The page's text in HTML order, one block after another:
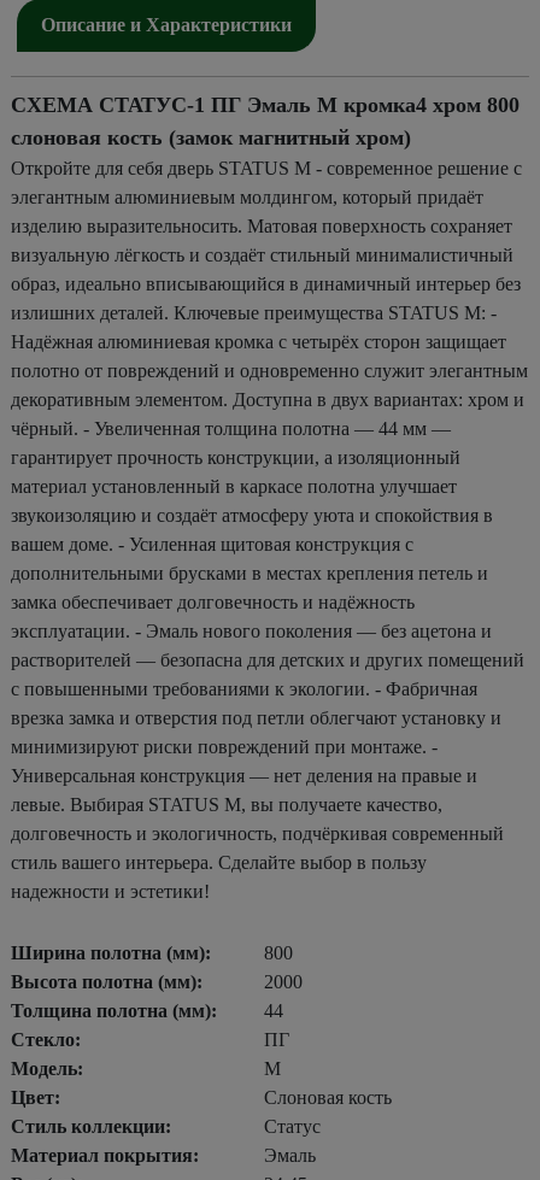
Описание и Характеристики
СХЕМА СТАТУС-1 ПГ Эмаль M кромка4 хром 800
слоновая кость (замок магнитный хром)
Откройте для себя дверь STATUS М - современное решение с
элегантным алюминиевым молдингом, который придаёт
изделию выразительносить. Матовая поверхность сохраняет
визуальную лёгкость и создаёт стильный минималистичный
образ, идеально вписывающийся в динамичный интерьер без
излишних деталей. Ключевые преимущества STATUS М: -
Надёжная алюминиевая кромка с четырёх сторон защищает
полотно от повреждений и одновременно служит элегантным
декоративным элементом. Доступна в двух вариантах: хром и
чёрный. - Увеличенная толщина полотна — 44 мм —
гарантирует прочность конструкции, а изоляционный
материал установленный в каркасе полотна улучшает
звукоизоляцию и создаёт атмосферу уюта и спокойствия в
вашем доме. - Усиленная щитовая конструкция с
дополнительными брусками в местах крепления петель и
замка обеспечивает долговечность и надёжность
эксплуатации. - Эмаль нового поколения — без ацетона и
растворителей — безопасна для детских и других помещений
с повышенными требованиями к экологии. - Фабричная
врезка замка и отверстия под петли облегчают установку и
минимизируют риски повреждений при монтаже. -
Универсальная конструкция — нет деления на правые и
левые. Выбирая STATUS М, вы получаете качество,
долговечность и экологичность, подчёркивая современный
стиль вашего интерьера. Сделайте выбор в пользу
надежности и эстетики!
Ширина полотна (мм):
800
Высота полотна (мм):
2000
Толщина полотна (мм):
44
Стекло:
ПГ
Модель:
М
Цвет:
Слоновая кость
Стиль коллекции:
Статус
Материал покрытия:
Эмаль